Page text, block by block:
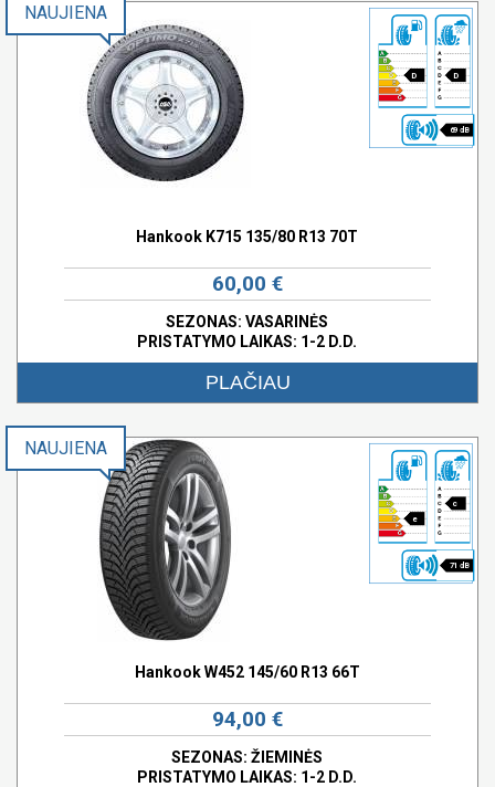
D D
69 dB
NAUJIENA
Hankook K715 135/80 R13 70T
60,00 €
SEZONAS: VASARINĖS
PRISTATYMO LAIKAS: 1-2 D.D.
PLAČIAU
e
c
71 dB
NAUJIENA
Hankook W452 145/60 R13 66T
94,00 €
SEZONAS: ŽIEMINĖS
PRISTATYMO LAIKAS: 1-2 D.D.